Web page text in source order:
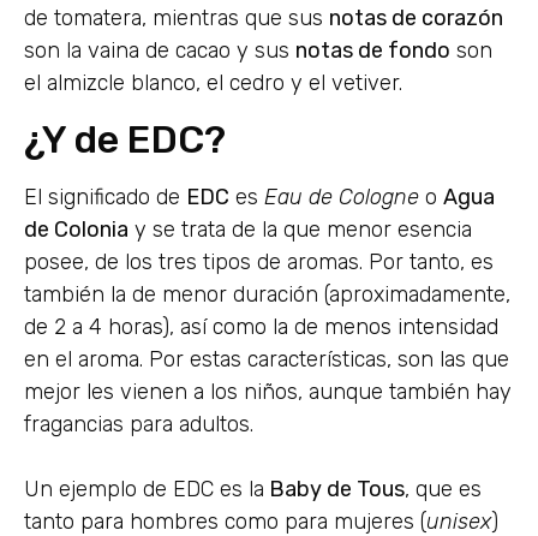
de tomatera, mientras que sus notas de corazón
son la vaina de cacao y sus notas de fondo son
el almizcle blanco, el cedro y el vetiver.
¿Y de EDC?
El significado de EDC es Eau de Cologne o Agua
de Colonia y se trata de la que menor esencia
posee, de los tres tipos de aromas. Por tanto, es
también la de menor duración (aproximadamente,
de 2 a 4 horas), así como la de menos intensidad
en el aroma. Por estas características, son las que
mejor les vienen a los niños, aunque también hay
fragancias para adultos.
Un ejemplo de EDC es la Baby de Tous, que es
tanto para hombres como para mujeres (unisex)